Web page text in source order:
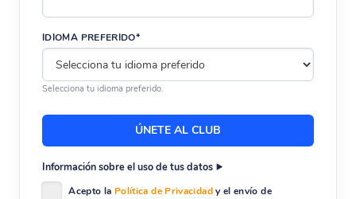
IDIOMA PREFERIDO*
Selecciona tu idioma preferido.
Información sobre el uso de tus datos
Acepto la Política de Privacidady el envío de